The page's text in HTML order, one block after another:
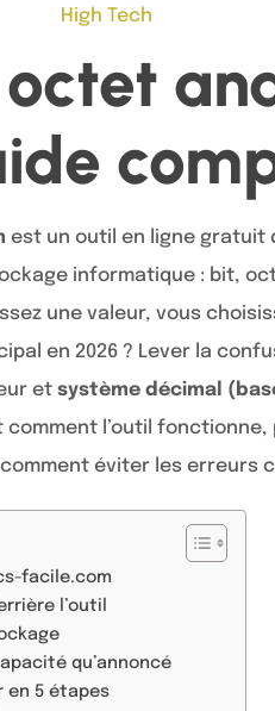
High Tech
est un outil en ligne gratuit
informatique : bit,
une valeur, vous
en 2026 ? Lever la
et système décimal
l’outil fonctionne,
éviter les erreurs
facile.com
l’outil
qu’annoncé
en 5 étapes